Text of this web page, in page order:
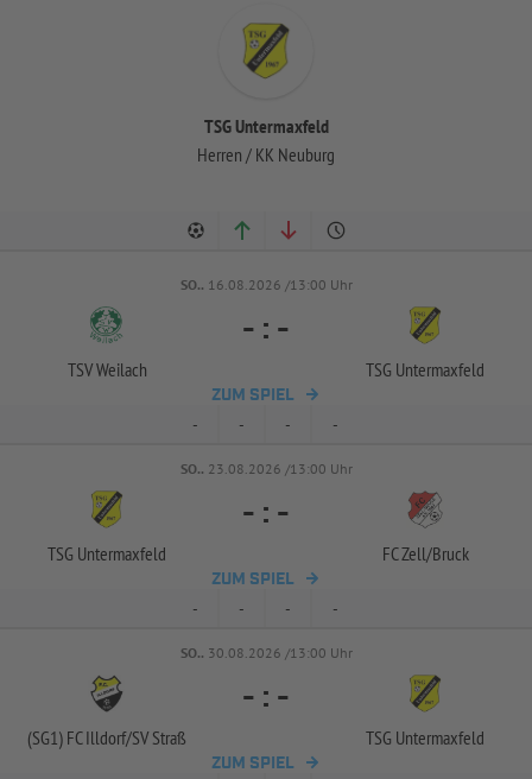
TSG Untermaxfeld
Herren / KK Neuburg
SO.. 16.08.2026 /13:00 Uhr
TSV Weilach
- : -
TSG Untermaxfeld
ZUM SPIEL
- - - -
SO.. 23.08.2026 /13:00 Uhr
TSG Untermaxfeld
- : -
FC Zell/Bruck
ZUM SPIEL
- - - -
SO.. 30.08.2026 /13:00 Uhr
(SG1) FC Illdorf/SV Straß
- : -
TSG Untermaxfeld
ZUM SPIEL